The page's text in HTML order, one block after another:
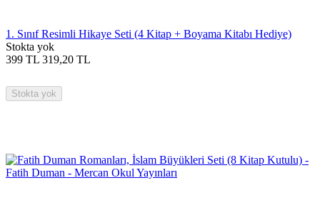
1. Sınıf Resimli Hikaye Seti (4 Kitap + Boyama Kitabı Hediye)
Stokta yok
399 TL 319,20 TL
Stokta yok